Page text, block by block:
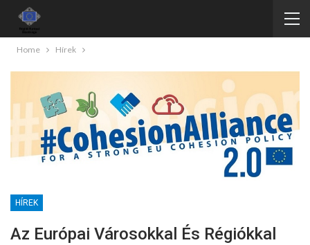
Home Hírek
HÍREK
Az Európai Városokkal És Régiókkal